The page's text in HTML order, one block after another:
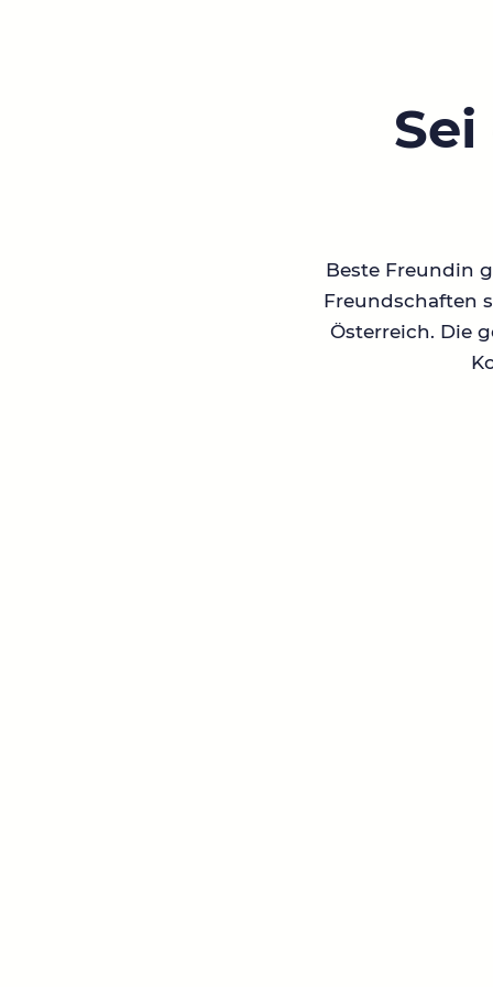
Beste Freundin
Freundschaften
Österreich. Die